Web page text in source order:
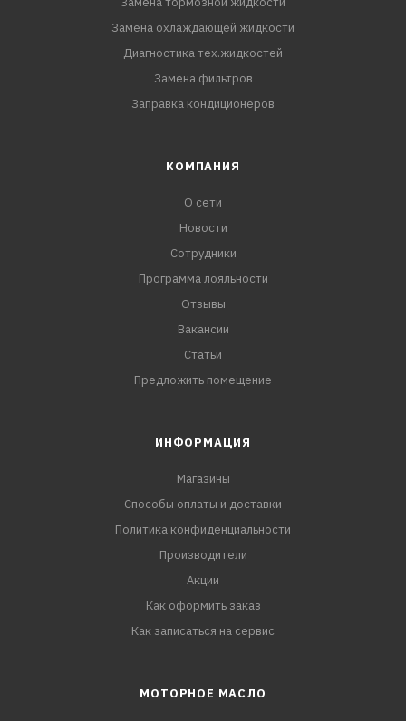
Замена охлаждающей жидкости
Диагностика тех.жидкостей
Замена фильтров
Заправка кондиционеров
КОМПАНИЯ
О сети
Новости
Сотрудники
Программа лояльности
Отзывы
Вакансии
Статьи
Предложить помещение
ИНФОРМАЦИЯ
Магазины
Способы оплаты и доставки
Политика конфиденциальности
Производители
Акции
Как оформить заказ
Как записаться на сервис
МОТОРНОЕ МАСЛО